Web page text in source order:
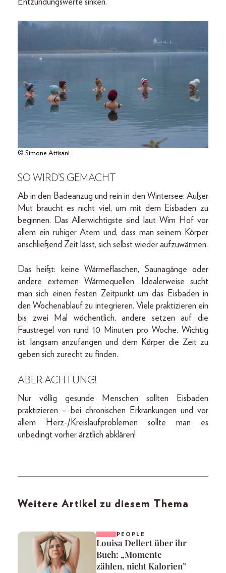
Entzündungswerte sinken.”
© Simone Attisani
SO WIRD’S GEMACHT
Ab in den Badeanzug und rein in den Wintersee: Außer
Mut braucht es nicht viel, um mit dem Eisbaden zu
beginnen. Das Allerwichtigste sind laut Wim Hof vor
allem ein ruhiger Atem und, dass man seinem Körper
anschließend Zeit lässt, sich selbst wieder aufzuwärmen.
Das heißt: keine Wärmeflaschen, Saunagänge oder
andere externen Wärmequellen. Idealerweise sucht
man sich einen festen Zeitpunkt um das Eisbaden in
den Wochenablauf zu integrieren. Viele praktizieren ein
bis zwei Mal wöchentlich, andere setzen auf die
Faustregel von rund 10 Minuten pro Woche. Wichtig
ist, langsam anzufangen und dem Körper die Zeit zu
geben sich zurecht zu finden.
ABER ACHTUNG!
Nur völlig gesunde Menschen sollten Eisbaden
praktizieren – bei chronischen Erkrankungen und vor
allem Herz-/Kreislaufproblemen sollte man es
unbedingt vorher ärztlich abklären!
Weitere Artikel zu diesem Thema
PEOPLE
Louisa Dellert über ihr
Buch: „Momente
zählen, nicht Kalorien”